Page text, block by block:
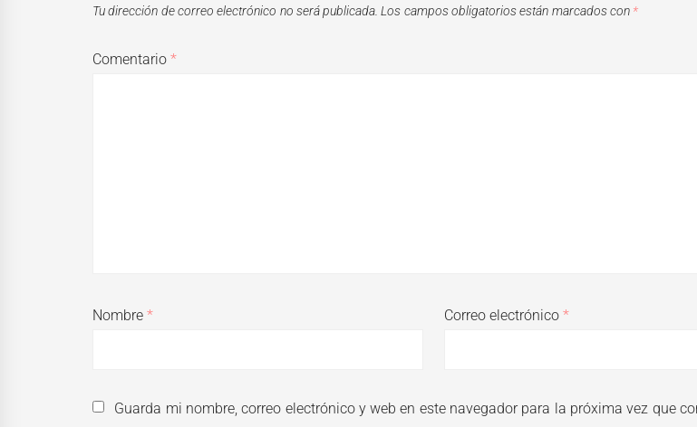
Tu dirección de correo electrónico no será publicada. Los campos obligatorios están marcados con *
Comentario*
Nombre* Correo electrónico*
Guarda mi nombre, correo electrónico y web en este navegador para la próxima vez que